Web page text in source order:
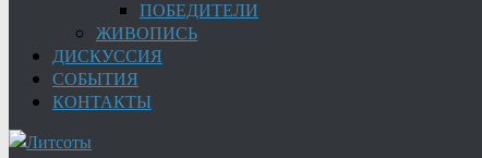
ПОБЕДИТЕЛИ
ЖИВОПИСЬ
ДИСКУССИЯ
СОБЫТИЯ
КОНТАКТЫ